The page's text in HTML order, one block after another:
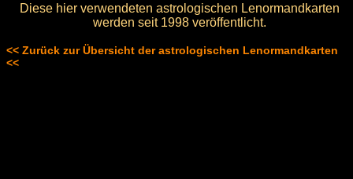
Diese hier verwendeten astrologischen Lenormandkarten
werden seit 1998 veröffentlicht.
<< Zurück zur Übersicht der astrologischen Lenormandkarten
<<